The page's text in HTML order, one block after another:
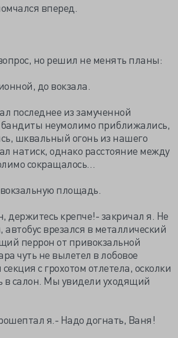
вперед.
но решил не менять планы:
до вокзала.
последнее из замученной
неумолимо приближались,
шквальный огонь из нашего
натиск, однако расстояние между
сокращалось…
площадь.
держитесь крепче!- закричал я. Не
автобус врезался в металлический
перрон от привокзальной
чуть не вылетел в лобовое
с грохотом отлетела, осколки
в салон. Мы увидели уходящий
я.- Надо догнать, Ваня!